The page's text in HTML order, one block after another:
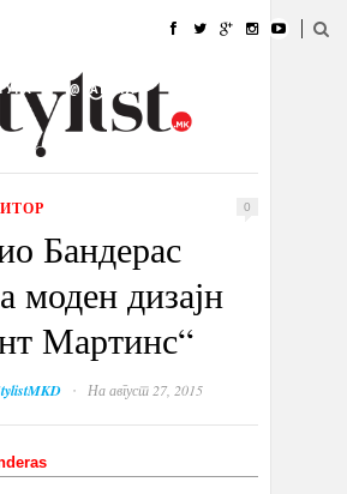
УБАВИНА
@РАБОТА
ИЗЛОГ
0
Бандерас
моден дизајн
Мартинс“
· На август 27, 2015